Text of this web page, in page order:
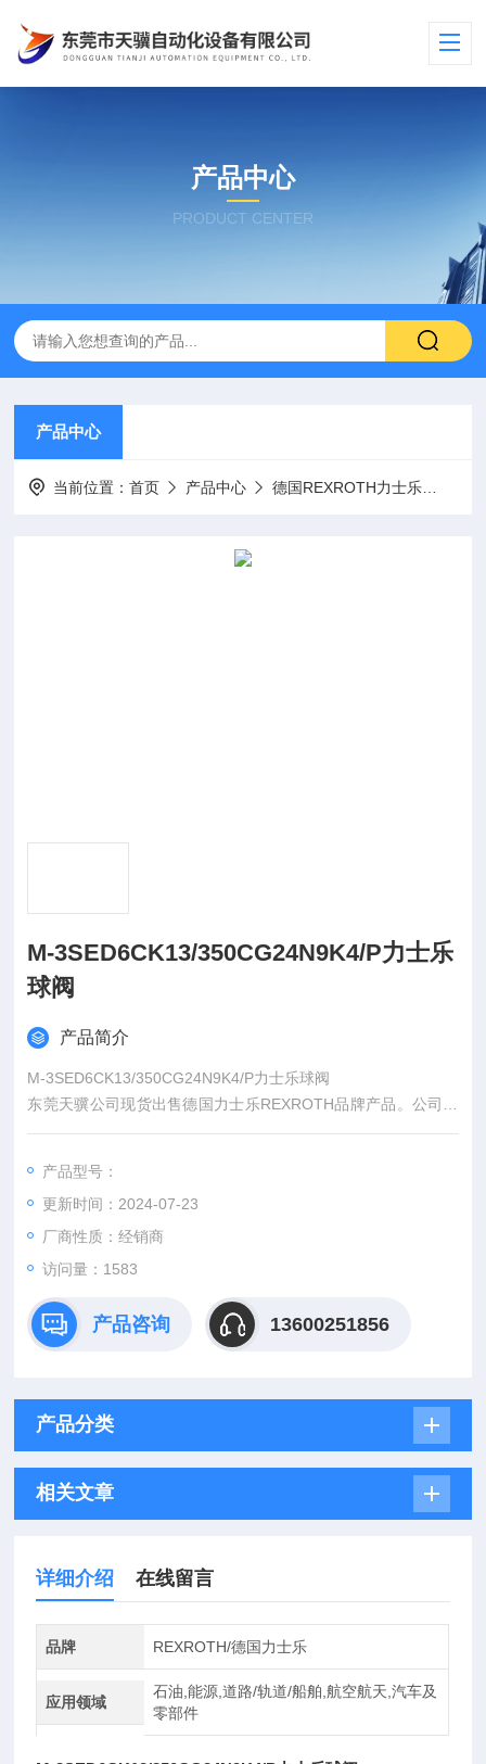
产品中心
PRODUCT CENTER
产品中心
当前位置：首页 产品中心 德国REXROTH力士乐
M-3SED6CK13/350CG24N9K4/P力士乐
球阀
产品简介
M-3SED6CK13/350CG24N9K4/P力士乐球阀
东莞天骥公司现货出售德国力士乐REXROTH品牌产品。公司保
证所售产品为*、全新正品，质量保证，假一罚十。我司订购流程
1.客户确认多续采购产品型号发询价单传真；
2.我方会根据询价单型号查询价格和交货期，拟一份详细正规报
价单传真报价；
3.客户收到报价单并确认型号无误后订购产品；
产品型号：
更新时间：2024-07-23
厂商性质：经销商
访问量：1583
产品咨询 13600251856
产品分类
相关文章
详细介绍 在线留言
品牌 REXROTH/德国力士乐
应用领域
石油,能源,道路/轨道/船舶,航空航天,汽车及
零部件